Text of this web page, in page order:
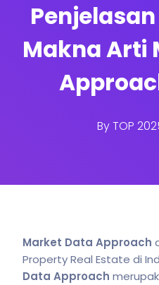
Makna Arti
ByTOP
Market Data Approach
Property Real Estate di
Data Approach